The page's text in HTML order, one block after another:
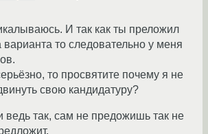
И так как ты преложил
варианта то следовательно у меня
то просвятите почему я не
свою кандидатуру?
ведь так, сам не предожишь так не